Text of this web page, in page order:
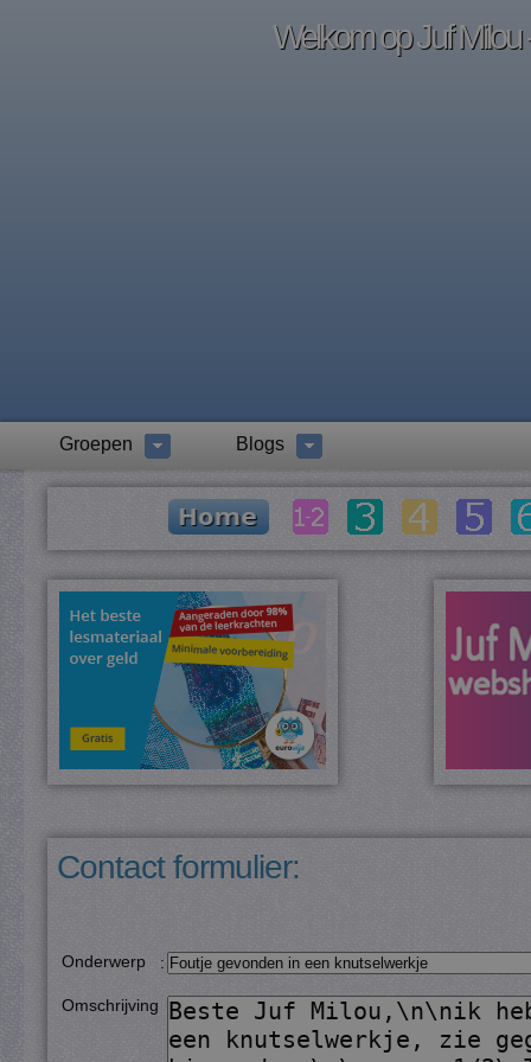
Welkom op Juf Milou
Groepen Blogs
Contact formulier:
Onderwerp :
Omschrijving